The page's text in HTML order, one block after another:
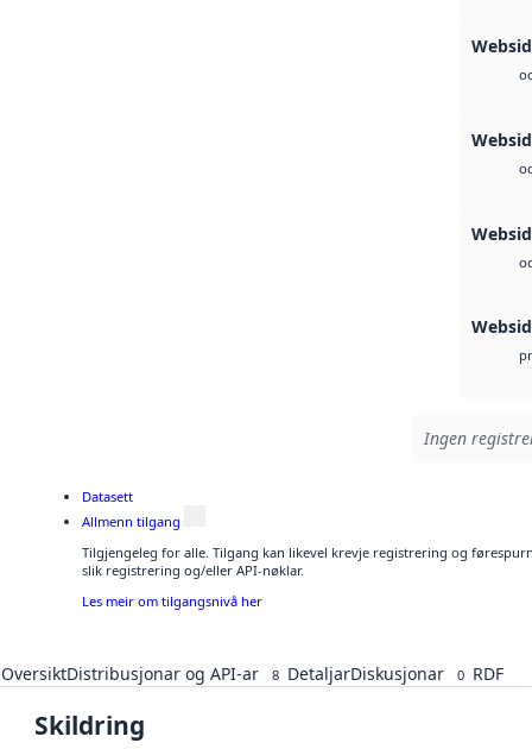
Ingen
Datasett
Allmenn tilgang
Tilgjengeleg for alle. Tilgang kan likevel krevje registrering og
slik registrering og/eller API-nøklar.
Les meir om tilgangsnivå her
OversiktDistribusjonar og API-ar 8 DetaljarDiskusjonar 0 RDF
Skildring